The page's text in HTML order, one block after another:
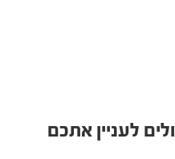
לעניין אתכם